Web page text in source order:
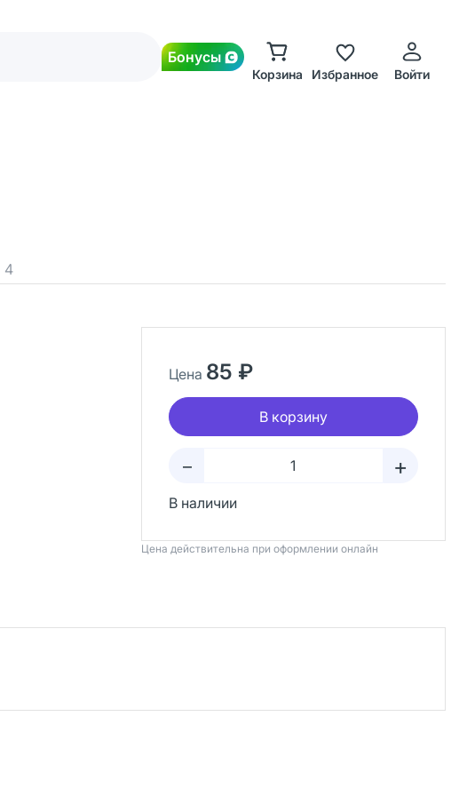
Бонусы
Корзина Избранное Войти
4
Цена 85 ₽
В корзину
– +
В наличии
Цена действительна при оформлении онлайн